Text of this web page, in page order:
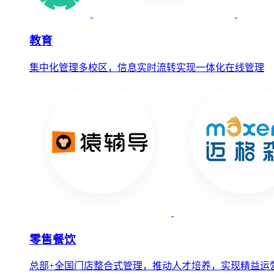
教育
集中化管理多校区，信息实时流转实现一体化在线管理
零售餐饮
总部+全国门店整合式管理，推动人才培养，实现精益运